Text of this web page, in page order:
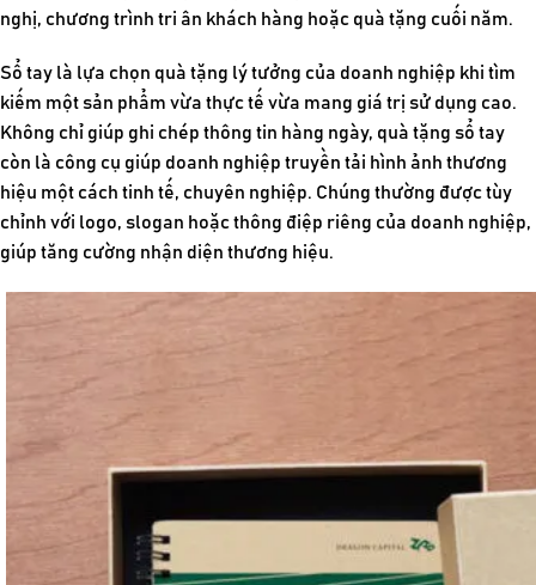
nghị, chương trình tri ân khách hàng hoặc quà tặng cuối năm.
Sổ tay là lựa chọn quà tặng lý tưởng của doanh nghiệp khi tìm
kiếm một sản phẩm vừa thực tế vừa mang giá trị sử dụng cao.
Không chỉ giúp ghi chép thông tin hàng ngày, quà tặng sổ tay
còn là công cụ giúp doanh nghiệp truyền tải hình ảnh thương
hiệu một cách tinh tế, chuyên nghiệp. Chúng thường được tùy
chỉnh với logo, slogan hoặc thông điệp riêng của doanh nghiệp,
giúp tăng cường nhận diện thương hiệu.